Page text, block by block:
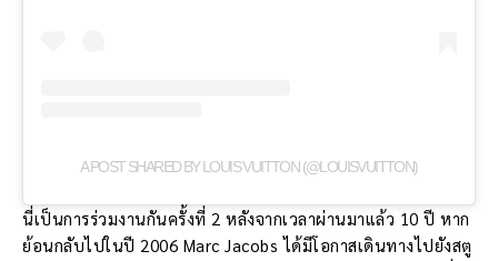
A POST SHARED BY LOUIS VUITTON (@LOUISVUITTON)
นี่เป็นการร่วมงานกันครั้งที่ 2 หลังจากเวลาผ่านมาแล้ว 10 ปี หาก
ย้อนกลับไปในปี 2006 Marc Jacobs ได้มีโอกาสเดินทางไปยังสตู